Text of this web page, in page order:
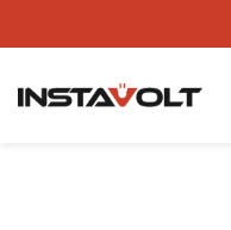
Ver outra localização